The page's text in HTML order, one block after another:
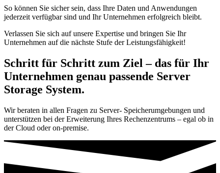
So können Sie sicher sein, dass Ihre Daten und Anwendungen
jederzeit verfügbar sind und Ihr Unternehmen erfolgreich bleibt.
Verlassen Sie sich auf unsere Expertise und bringen Sie Ihr
Unternehmen auf die nächste Stufe der Leistungsfähigkeit!
Schritt für Schritt zum Ziel – das für Ihr
Unternehmen genau passende Server
Storage System.
Wir beraten in allen Fragen zu Server- Speicherumgebungen und
unterstützen bei der Erweiterung Ihres Rechenzentrums – egal ob in
der Cloud oder on-premise.